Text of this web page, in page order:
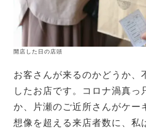
開店した日の店頭
お客さんが来るのかどうか、
したお店です。コロナ渦真
か、片瀬のご近所さんがケー
想像を超える来店者数に、私